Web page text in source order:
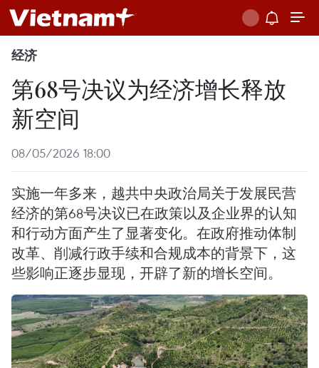
经济
第68号决议为经济增长释放
新空间
08/05/2026 18:00
实施一年多来，越共中央政治局关于发展民营
经济的第68号决议已在政策以及企业界的认知
和行动方面产生了显著变化。在政府推动体制
改革、削减行政手续和合规成本的背景下，这
些影响正逐步显现，开辟了新的增长空间。